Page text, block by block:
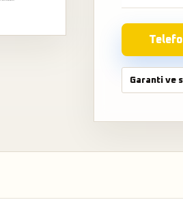
Garanti ve